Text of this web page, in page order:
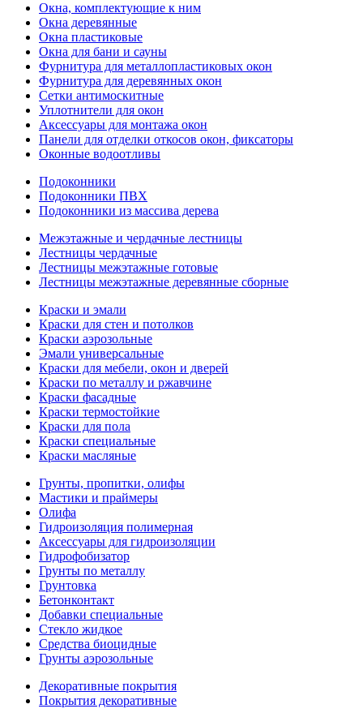
Окна, комплектующие к ним
Окна деревянные
Окна пластиковые
Окна для бани и сауны
Фурнитура для металлопластиковых окон
Фурнитура для деревянных окон
Сетки антимоскитные
Уплотнители для окон
Аксессуары для монтажа окон
Панели для отделки откосов окон, фиксаторы
Оконные водоотливы
Подоконники
Подоконники ПВХ
Подоконники из массива дерева
Межэтажные и чердачные лестницы
Лестницы чердачные
Лестницы межэтажные готовые
Лестницы межэтажные деревянные сборные
Краски и эмали
Краски для стен и потолков
Краски аэрозольные
Эмали универсальные
Краски для мебели, окон и дверей
Краски по металлу и ржавчине
Краски фасадные
Краски термостойкие
Краски для пола
Краски специальные
Краски масляные
Грунты, пропитки, олифы
Мастики и праймеры
Олифа
Гидроизоляция полимерная
Аксессуары для гидроизоляции
Гидрофобизатор
Грунты по металлу
Грунтовка
Бетонконтакт
Добавки специальные
Стекло жидкое
Средства биоцидные
Грунты аэрозольные
Декоративные покрытия
Покрытия декоративные